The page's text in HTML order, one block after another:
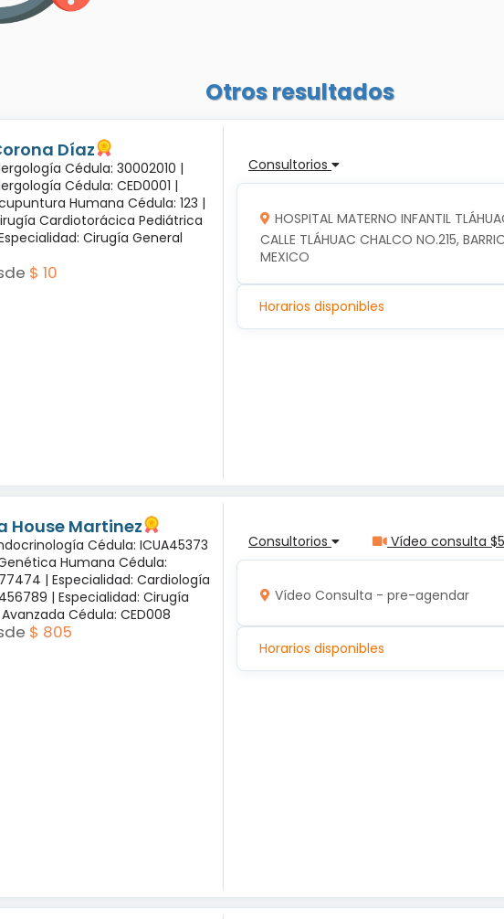
Otros resultados
Díaz
Cédula: 30002010 |
Cédula: CED0001 |
Humana Cédula: 123 |
Cardiotorácica Pediátrica
Cirugía General
$ 10
Consultorios
HOSPITAL MATERNO INFANTIL
CALLE TLÁHUAC CHALCO NO.215,
MEXICO
Horarios disponibles
House Martinez
Cédula: ICUA45373
Humana Cédula:
| Especialidad: Cardiología
| Especialidad: Cirugía
Cédula: CED008
$ 805
Consultorios Vídeo consulta
Vídeo Consulta - pre-agendar
Horarios disponibles